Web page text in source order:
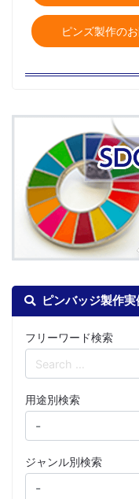
ピンバッジ製作
フリーワード検索
Search
用途別検索
ジャンル別検索
ピンズ製作の